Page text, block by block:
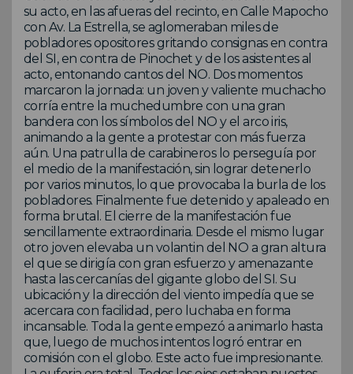
su acto, en las afueras del recinto, en Calle Mapocho
con Av. La Estrella, se aglomeraban miles de
pobladores opositores gritando consignas en contra
del SI, en contra de Pinochet y de los asistentes al
acto, entonando cantos del NO. Dos momentos
marcaron la jornada: un joven y valiente muchacho
corría entre la muchedumbre con una gran
bandera con los símbolos del NO y el arco iris,
animando a la gente a protestar con más fuerza
aún. Una patrulla de carabineros lo perseguía por
el medio de la manifestación, sin lograr detenerlo
por varios minutos, lo que provocaba la burla de los
pobladores. Finalmente fue detenido y apaleado en
forma brutal. El cierre de la manifestación fue
sencillamente extraordinaria. Desde el mismo lugar
otro joven elevaba un volantin del NO a gran altura
el que se dirigía con gran esfuerzo y amenazante
hasta las cercanías del gigante globo del SI. Su
ubicación y la dirección del viento impedía que se
acercara con facilidad, pero luchaba en forma
incansable. Toda la gente empezó a animarlo hasta
que, luego de muchos intentos logró entrar en
comisión con el globo. Este acto fue impresionante.